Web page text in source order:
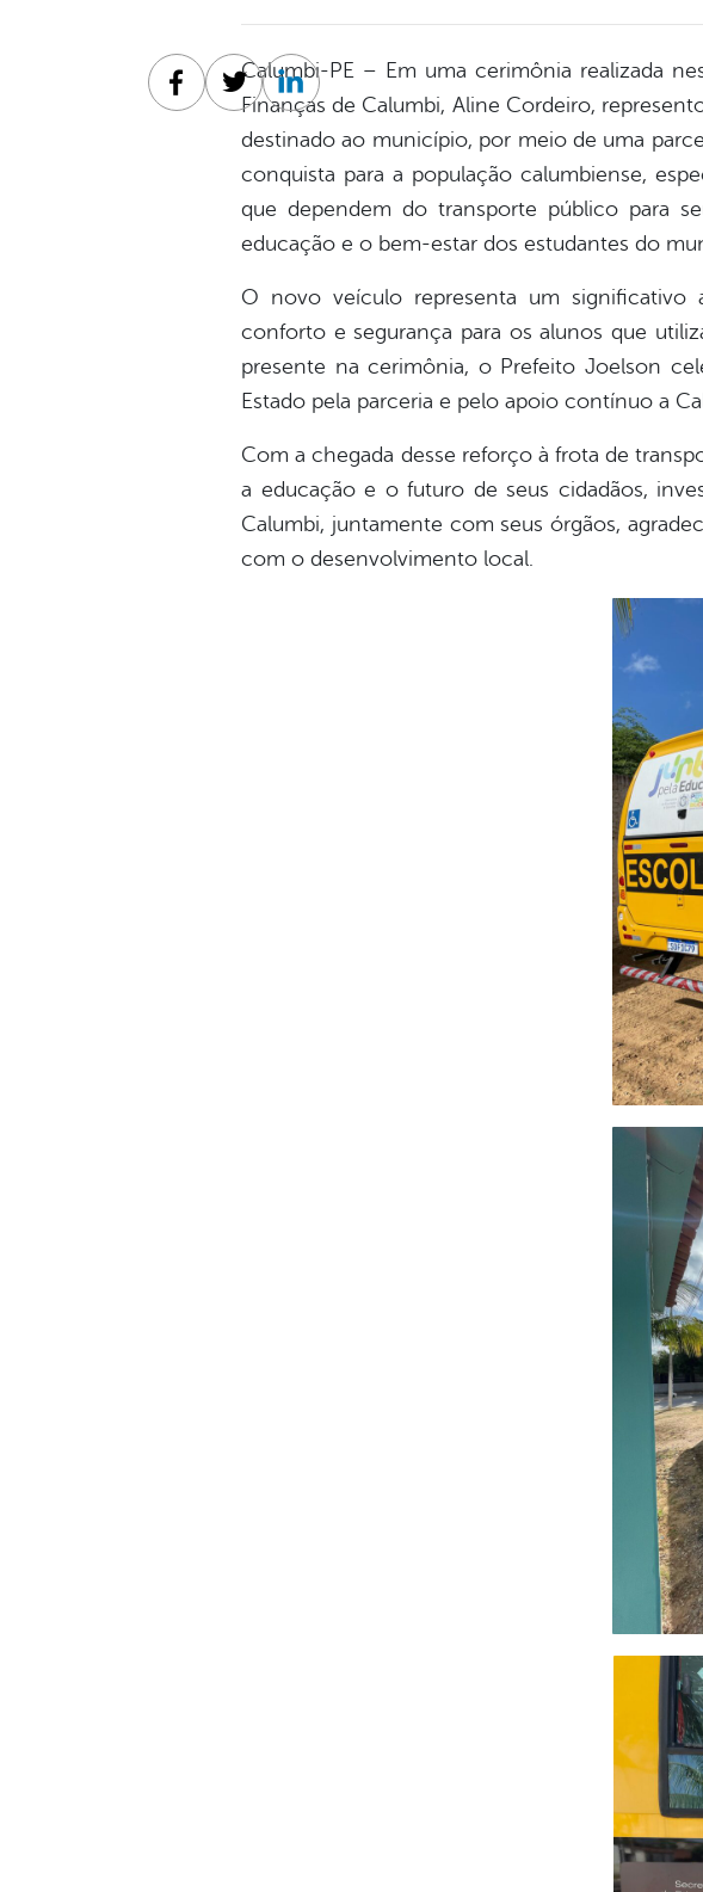
Calumbi-PE – Em uma cerimônia realizada
Finanças de Calumbi, Aline Cordeiro,
destinado ao município, por meio de uma
conquista para a população calumbiense,
que dependem do transporte público para
educação e o bem-estar dos estudantes do
O novo veículo representa um significativo
conforto e segurança para os alunos que
presente na cerimônia, o Prefeito Joelson
Estado pela parceria e pelo apoio contínuo a
Com a chegada desse reforço à frota de
a educação e o futuro de seus cidadãos,
Calumbi, juntamente com seus órgãos,
com o desenvolvimento local.
Facebook
TwitterLinkedin